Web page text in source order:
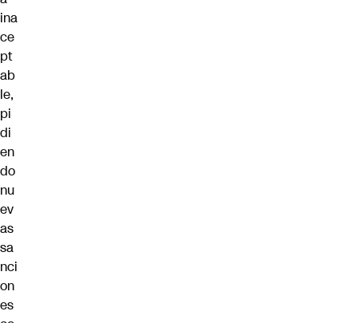
ina
ce
pt
ab
le,
pi
di
en
do
nu
ev
as
sa
nci
on
es